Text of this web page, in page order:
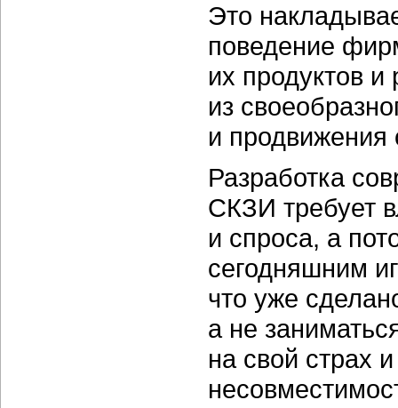
Это
поведение
их продуктов
из
и продвижения
Разработка
СКЗИ требует
и спроса, а
сегодняшним
что уже
а не
на свой страх